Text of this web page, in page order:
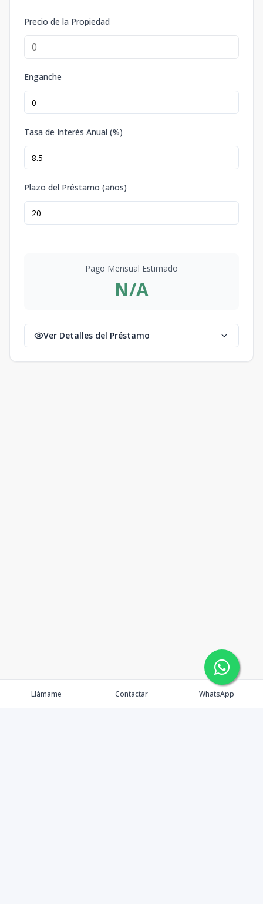
Precio de la Propiedad
Enganche
Tasa de Interés Anual (%)
Plazo del Préstamo (años)
Pago Mensual Estimado
N/A
Ver Detalles del Préstamo
Llámame Contactar WhatsApp